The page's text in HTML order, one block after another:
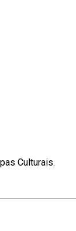
Culturais.